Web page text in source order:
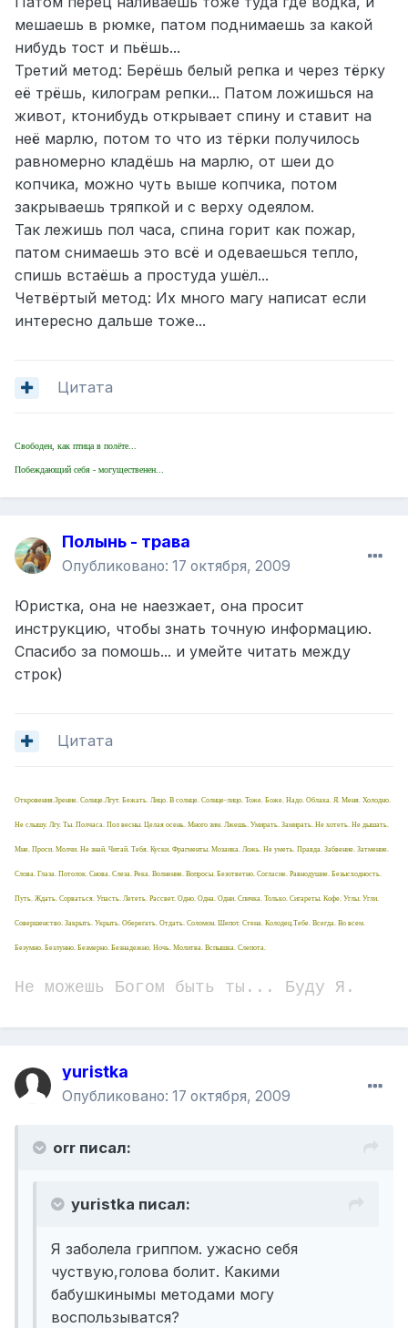
мешаешь в рюмке, патом поднимаешь за какой
нибудь тост и пьёшь...
Третий метод: Берёшь белый репка и через тёрку
её трёшь, килограм репки... Патом ложишься на
живот, ктонибудь открывает спину и ставит на
неё марлю, потом то что из тёрки получилось
равномерно кладёшь на марлю, от шеи до
копчика, можно чуть выше копчика, потом
закрываешь тряпкой и с верху одеялом.
Так лежишь пол часа, спина горит как пожар,
патом снимаешь это всё и одеваешься тепло,
спишь встаёшь а простуда ушёл...
Четвёртый метод: Их много магу написат если
интересно дальше тоже...
Цитата
Свободен, как птица в полёте...
Побеждающий себя - могущественен...
Полынь - трава
Опубликовано: 17 октября, 2009
Юристка, она не наезжает, она просит
инструкцию, чтобы знать точную информацию.
Спасибо за помошь... и умейте читать между
строк)
Цитата
Откровения.Зрение. Солнце.Лгут. Бежать. Лицо. В солнце. Солнце-лицо. Тоже. Боже. Надо. Облака. Я. Меня. Холодно.
Не слышу. Лгу. Ты. Полчаса. Пол весны. Целая осень. Много зим. Лжешь. Умирать. Замирать. Не хотеть. Не дышать.
Мне. Проси. Молчи. Не знай. Читай. Тебя. Куски. Фрагменты. Мозаика. Ложь. Не уметь. Правда. Забвение. Затмение.
Слова. Глаза. Потолок. Снова. Слеза. Река. Волнение. Вопросы. Безответно. Согласие. Равнодушие. Безысходность.
Путь. Ждать. Сорваться. Упасть. Лететь. Рассвет. Одно. Одна. Одни. Спичка. Только. Сигареты. Кофе. Углы. Угли.
Совершенство. Закрыть. Укрыть. Оберегать. Отдать. Соломон. Шепот. Стена. Колодец.Тебе. Всегда. Во всем.
Безумно. Безлунно. Безмерно. Безнадежно. Ночь. Молитва. Вспышка. Слепота.
Не можешь Богом быть ты... Буду Я.
yuristka
Опубликовано: 17 октября, 2009
orr писал:
yuristka писал:
Я заболела гриппом. ужасно себя
чуствую,голова болит. Какими
бабушкинымы методами могу
воспользыватся?